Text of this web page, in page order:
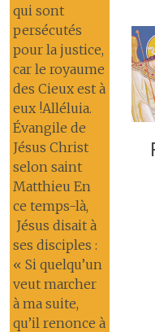
qui sont
persécutés
pour la justice,
car le royaume
des Cieux est à
eux !Alléluia.
Évangile de
Jésus Christ
selon saint
Matthieu En
ce temps-là,
Jésus disait à
ses disciples :
« Si quelqu’un
veut marcher
à ma suite,
qu’il renonce à